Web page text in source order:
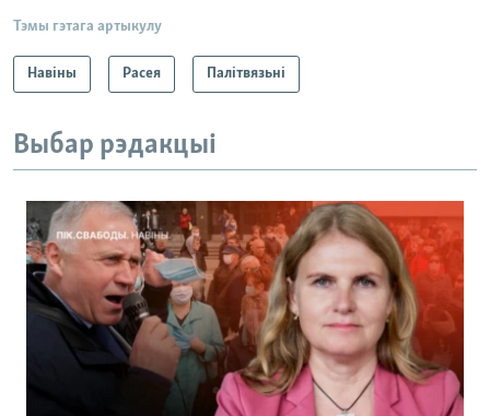
Тэмы гэтага артыкулу
Навіны Расея Палітвязьні
Выбар рэдакцыі